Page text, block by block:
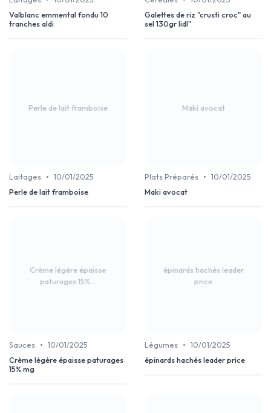
Valblanc emmental fondu 10
tranches aldi
Galettes de riz "crusti croc" au
sel 130gr lidl"
Perle de lait framboise
Laitages • 10/01/2025
Perle de lait framboise
Maki avocat
Plats Préparés • 10/01/2025
Maki avocat
Crème légère épaisse
paturages 15%...
Sauces • 10/01/2025
Crème légère épaisse paturages
15% mg
épinards hachés leader
price
Légumes • 10/01/2025
épinards hachés leader price